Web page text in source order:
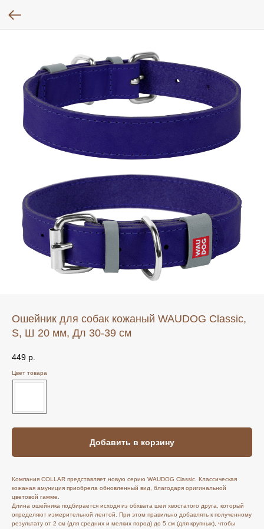
Ошейник для собак кожаный WAUDOG Classic,
S, Ш 20 мм, Дл 30-39 см
449 р.
Цвет товара
Добавить в корзину
Компания COLLAR представляет новую серию WAUDOG Classic. Классическая
кожаная амуниция приобрела обновленный вид, благодаря оригинальной
цветовой гамме.
Длина ошейника подбирается исходя из обхвата шеи хвостатого друга, который
определяют измерительной лентой. При этом правильно добавлять к полученному
результату от 2 см (для средних и мелких пород) до 5 см (для крупных), чтобы